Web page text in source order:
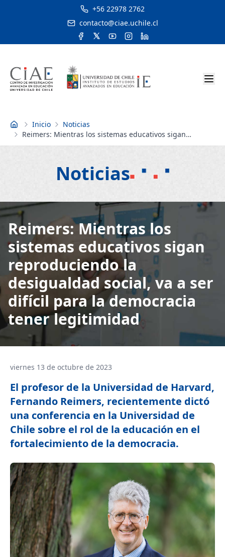
+56 22978 2762
contacto@ciae.uchile.cl
Inicio Inicio
Noticias
Reimers: Mientras los sistemas educativos sigan
reproduciendo la desigualdad social, va a ser difícil para
Noticias
Reimers: Mientras los
sistemas educativos sigan
reproduciendo la
desigualdad social, va a ser
difícil para la democracia
tener legitimidad
viernes 13 de octubre de 2023
El profesor de la Universidad de Harvard,
Fernando Reimers, recientemente dictó
una conferencia en la Universidad de
Chile sobre el rol de la educación en el
fortalecimiento de la democracia.